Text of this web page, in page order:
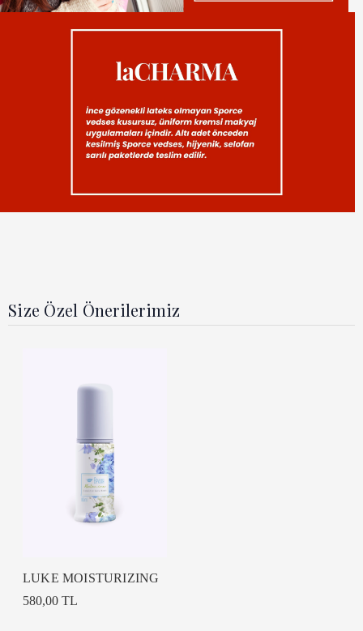
Size Özel Önerilerimiz
LUKE MOISTURIZING
580,00 TL